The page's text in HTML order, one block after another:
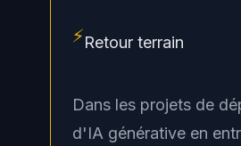
⚡Retour terrain
Dans les projets de
d'IA générative en